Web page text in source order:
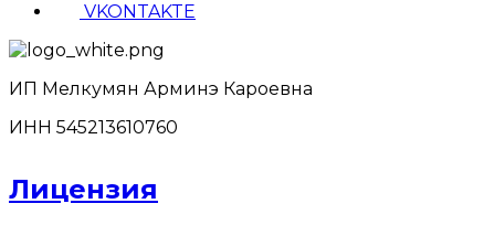
VKONTAKTE
ИП Мелкумян Арминэ Кароевна
ИНН 545213610760
Лицензия